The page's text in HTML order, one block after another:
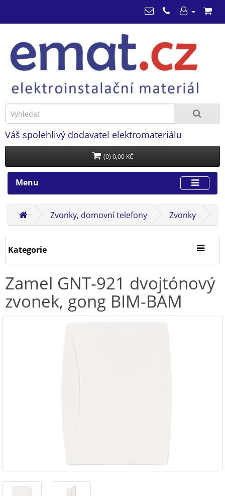
Váš spolehlivý dodavatel elektromateriálu
(0) 0,00 KČ
Menu
Zvonky, domovní telefony Zvonky
Kategorie
Zamel GNT-921 dvojtónový
zvonek, gong BIM-BAM